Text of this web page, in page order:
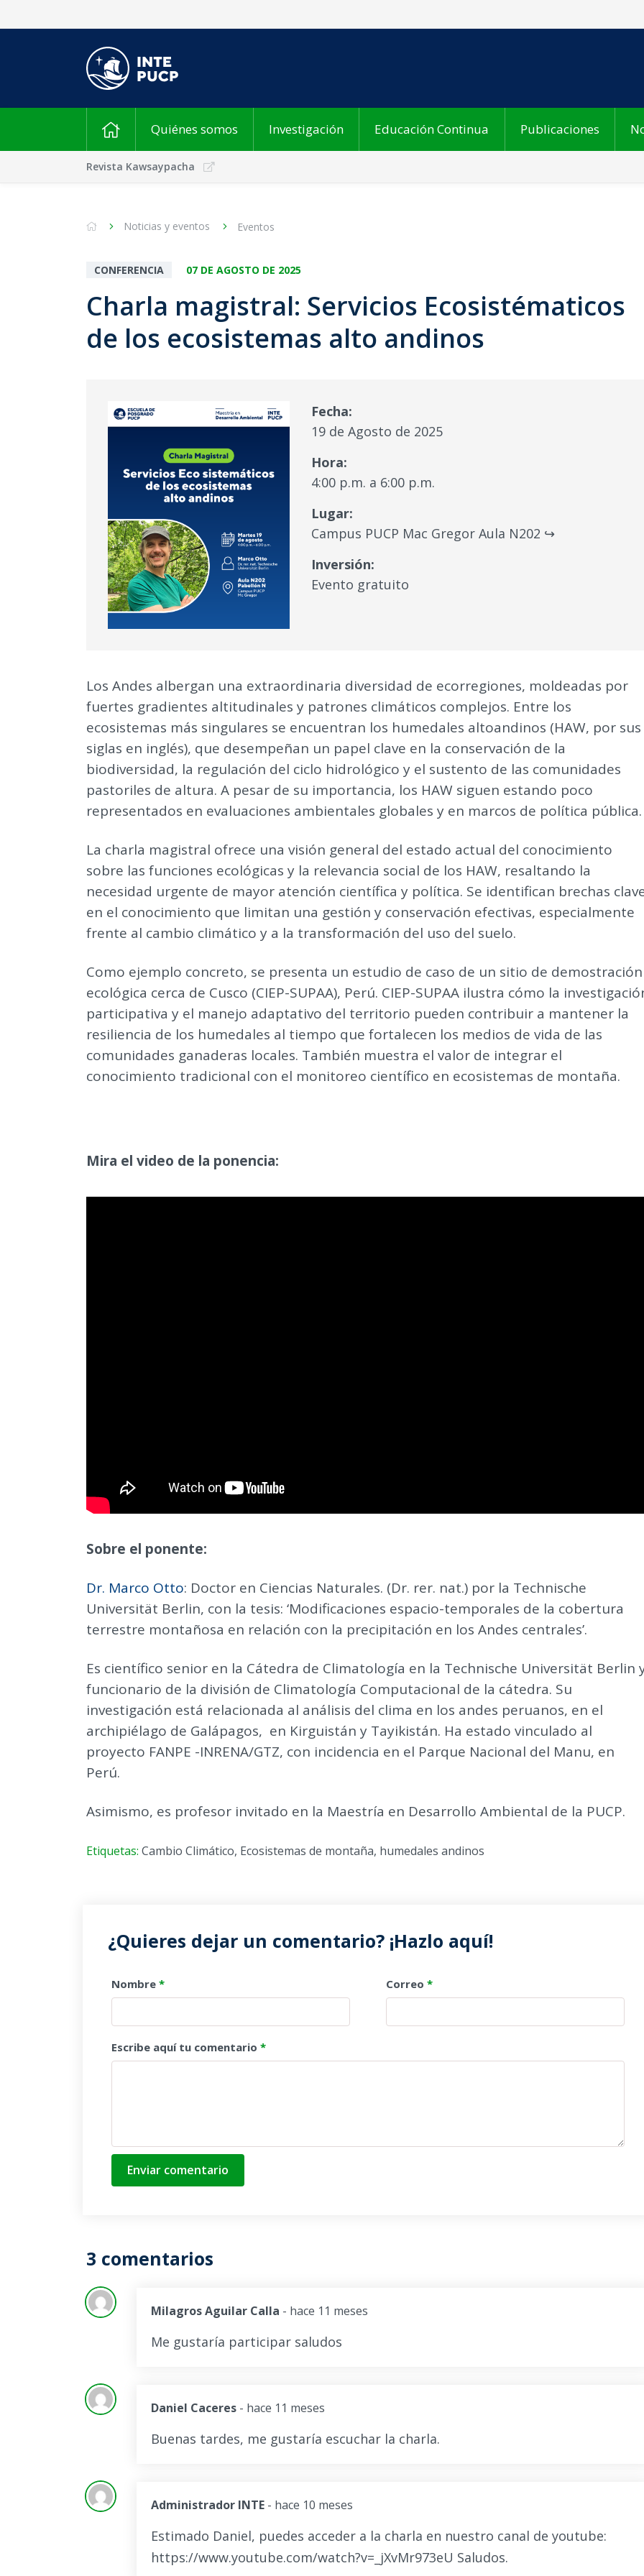
Quiénes somos Investigación Educación Continua Publicaciones
Revista Kawsaypacha
Noticias y eventos Eventos
CONFERENCIA 07 DE AGOSTO DE 2025
Charla magistral: Servicios Ecosistématicos
de los ecosistemas alto andinos
Fecha:
19 de Agosto de 2025
Hora:
4:00 p.m. a 6:00 p.m.
Lugar:
Campus PUCP Mac Gregor Aula N202 ↪
Inversión:
Evento gratuito
Los Andes albergan una extraordinaria diversidad de ecorregiones, moldeadas por
fuertes gradientes altitudinales y patrones climáticos complejos. Entre los
ecosistemas más singulares se encuentran los humedales altoandinos (HAW, por sus
siglas en inglés), que desempeñan un papel clave en la conservación de la
biodiversidad, la regulación del ciclo hidrológico y el sustento de las comunidades
pastoriles de altura. A pesar de su importancia, los HAW siguen estando poco
representados en evaluaciones ambientales globales y en marcos de política pública.
La charla magistral ofrece una visión general del estado actual del conocimiento
sobre las funciones ecológicas y la relevancia social de los HAW, resaltando la
necesidad urgente de mayor atención científica y política. Se identifican brechas
en el conocimiento que limitan una gestión y conservación efectivas, especialmente
frente al cambio climático y a la transformación del uso del suelo.
Como ejemplo concreto, se presenta un estudio de caso de un sitio de demostración
ecológica cerca de Cusco (CIEP-SUPAA), Perú. CIEP-SUPAA ilustra cómo la
participativa y el manejo adaptativo del territorio pueden contribuir a mantener la
resiliencia de los humedales al tiempo que fortalecen los medios de vida de las
comunidades ganaderas locales. También muestra el valor de integrar el
conocimiento tradicional con el monitoreo científico en ecosistemas de montaña.
Mira el video de la ponencia:
Sobre el ponente:
Dr. Marco Otto: Doctor en Ciencias Naturales. (Dr. rer. nat.) por la Technische
Universität Berlin, con la tesis: ‘Modificaciones espacio-temporales de la cobertura
terrestre montañosa en relación con la precipitación en los Andes centrales’.
Es científico senior en la Cátedra de Climatología en la Technische Universität Berlin
funcionario de la división de Climatología Computacional de la cátedra. Su
investigación está relacionada al análisis del clima en los andes peruanos, en el
archipiélago de Galápagos, en Kirguistán y Tayikistán. Ha estado vinculado al
proyecto FANPE -INRENA/GTZ, con incidencia en el Parque Nacional del Manu, en
Perú.
Asimismo, es profesor invitado en la Maestría en Desarrollo Ambiental de la PUCP.
Etiquetas: Cambio Climático, Ecosistemas de montaña, humedales andinos
¿Quieres dejar un comentario? ¡Hazlo aquí!
Nombre * Correo *
Escribe aquí tu comentario *
Enviar comentario
3 comentarios
Milagros Aguilar Calla - hace 11 meses
Me gustaría participar saludos
Daniel Caceres - hace 11 meses
Buenas tardes, me gustaría escuchar la charla.
Administrador INTE - hace 10 meses
Estimado Daniel, puedes acceder a la charla en nuestro canal de youtube:
https://www.youtube.com/watch?v=_jXvMr973eU Saludos.